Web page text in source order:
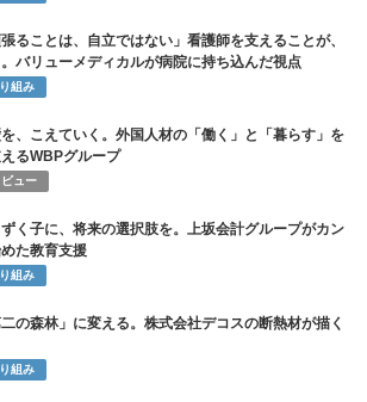
張ることは、自立ではない」看護師を支えることが、
バリューメディカルが病院に持ち込んだ視点
組み
、こえていく。外国人材の「働く」と「暮らす」を
るWBPグループ
ュー
く子に、将来の選択肢を。上坂会計グループがカン
た教育支援
組み
の森林」に変える。株式会社デコスの断熱材が描く
組み